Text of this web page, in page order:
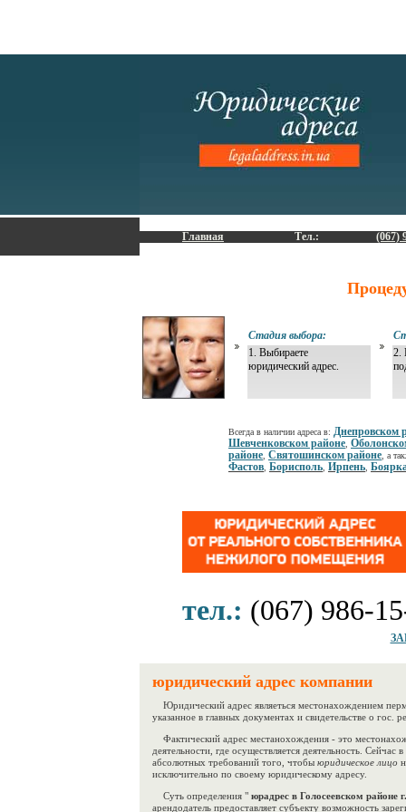
Главная Тел.: (067)
Стадия выбора:
1. Выбираете
юридический адрес.
2.
Всегда в наличии адреса в: Днепровском
Шевченковском районе
районе Святошинском районе , а
Фастов Борисполь Ирпень
тел.: (067) 986-
юридический адрес компании
Юридический адрес являеться местонахождением
указанное в главных документах и свидетельстве о гос.
Фактический адрес местанохождения - это
деятельности, где осуществляется деятельность. Сейчас
абсолютных требований того, чтобы юридическое лицо
исключительно по своему юридическому адресу.
Суть определения " юрадрес в Голосеевском районе
арендодатель предоставляет субъекту возможность